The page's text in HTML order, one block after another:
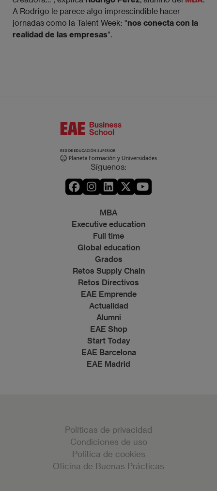
A Rodrigo le parece algo imprescindible hacer
jornadas como la Talent Week: "nos conecta con la
realidad de las empresas".
Síguenos:
MBA
Executive education
Full time
Global education
Grados
Retos Supply Chain
Retos Directivos
EAE Emprende
Actualidad
Alumni
EAE Shop
Start Today
EAE Barcelona
EAE Madrid
Políticas de privacidad
Condiciones de uso
Política de cookies
Oficina de Buenas Prácticas